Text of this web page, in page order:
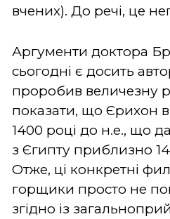
вчених). До речі, це
Аргументи доктора
сьогодні є досить
проробив величезну
показати, що Єрихон
1400 році до н.е., що
з Єгипту приблизно
Отже, ці конкретні
горщики просто не
згідно із